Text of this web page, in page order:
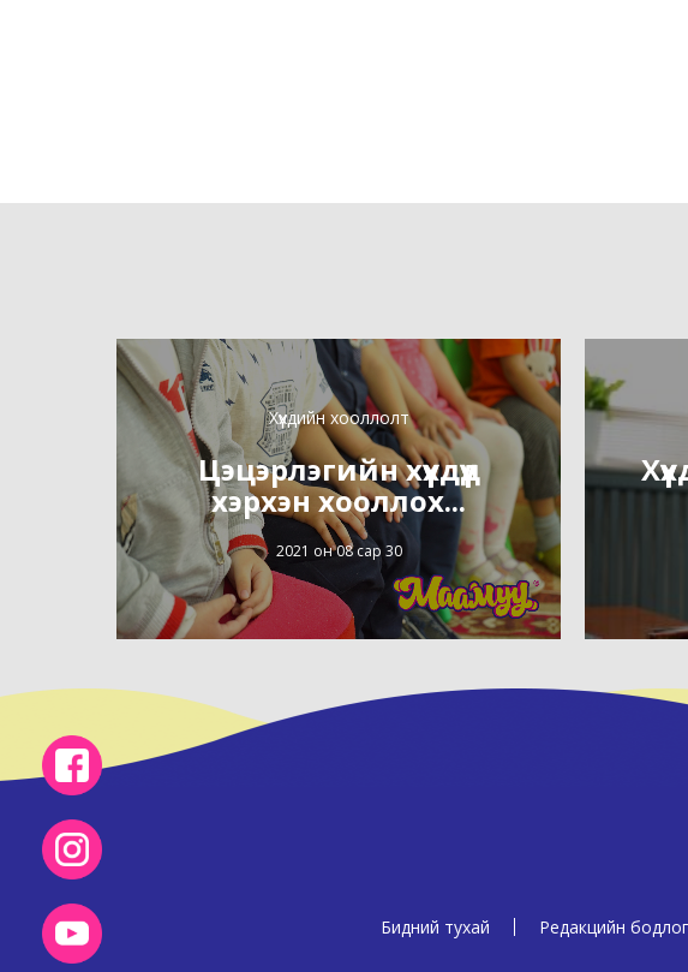
Хүүхдийн хооллолт
Цэцэрлэгийн хүүхдүүд
хэрхэн хооллох...
2021 он 08 сар 30
Бидний тухай Редакцийн